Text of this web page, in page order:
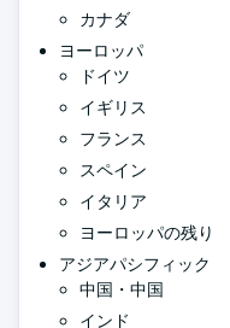
カナダ
ヨーロッパ
ドイツ
イギリス
フランス
スペイン
イタリア
ヨーロッパの残り
アジアパシフィック
中国・中国
インド